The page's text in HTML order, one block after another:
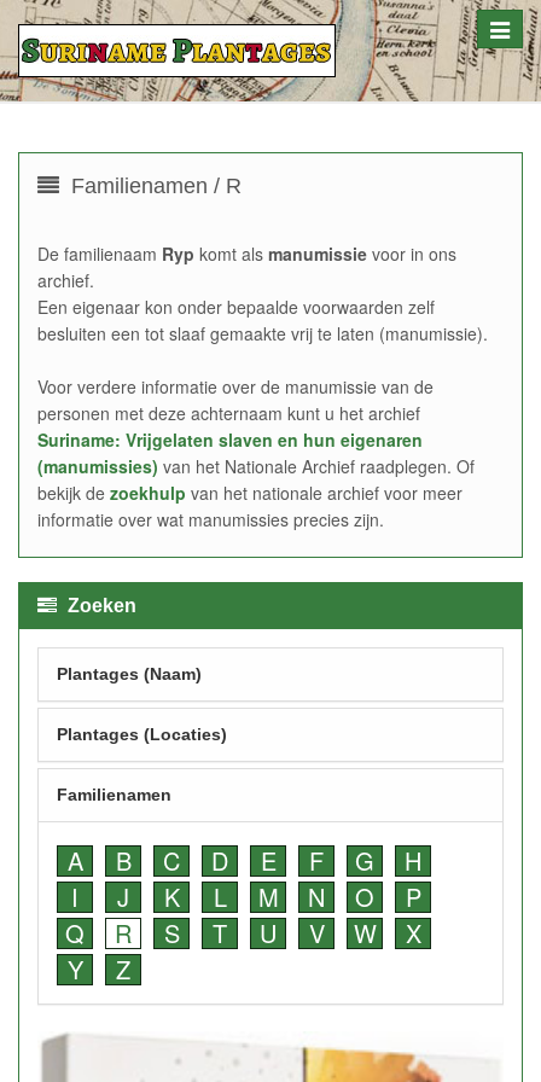
Toggle
Familienamen / R
De familienaam Ryp komt als manumissie voor in ons
archief.
Een eigenaar kon onder bepaalde voorwaarden zelf
besluiten een tot slaaf gemaakte vrij te laten (manumissie).
Voor verdere informatie over de manumissie van de
personen met deze achternaam kunt u het archief
Suriname: Vrijgelaten slaven en hun eigenaren
(manumissies) van het Nationale Archief raadplegen. Of
bekijk de zoekhulp van het nationale archief voor meer
informatie over wat manumissies precies zijn.
Zoeken
Plantages (Naam)
Plantages (Locaties)
Familienamen
A B C D E F G
H
I
J K L M N O
P
Q
R S T U V W
X
Y
Z